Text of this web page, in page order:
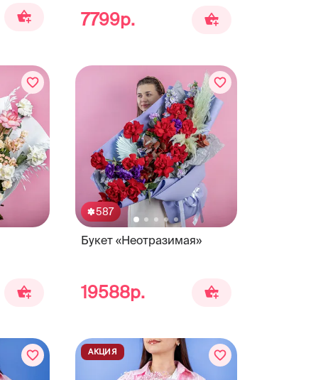
7799р.
587
Букет «Неотразимая»
19588р.
АКЦИЯ